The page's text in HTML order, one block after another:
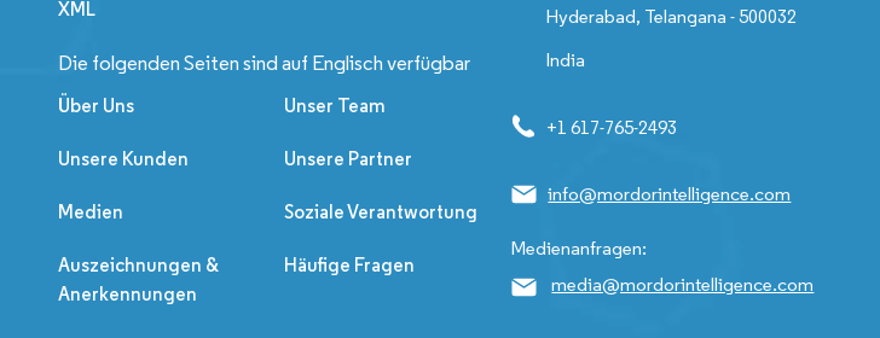
XML
Die folgenden Seiten sind auf Englisch verfügbar
Über Uns Unser Team
Unsere Kunden Unsere Partner
Medien Soziale Verantwortung
Auszeichnungen &
Anerkennungen
Häufige Fragen
Hyderabad, Telangana - 500032
India
+1 617-765-2493
info@mordorintelligence.com
Medienanfragen:
media@mordorintelligence.com